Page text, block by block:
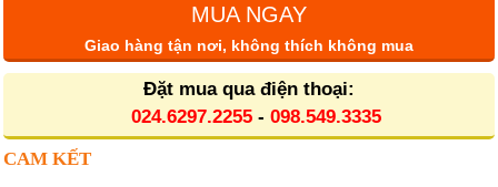
MUA NGAY
Giao hàng tận nơi, không thích không mua
Đặt mua qua điện thoại:
024.6297.2255 - 098.549.3335
CAM KẾT